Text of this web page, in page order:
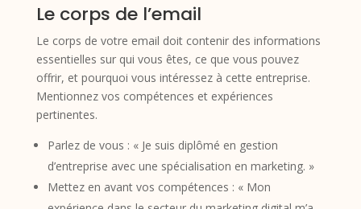
Le corps de l’email
Le corps de votre email doit contenir des informations
essentielles sur qui vous êtes, ce que vous pouvez
offrir, et pourquoi vous intéressez à cette entreprise.
Mentionnez vos compétences et expériences
pertinentes.
Parlez de vous : « Je suis diplômé en gestion
d’entreprise avec une spécialisation en marketing. »
Mettez en avant vos compétences : « Mon